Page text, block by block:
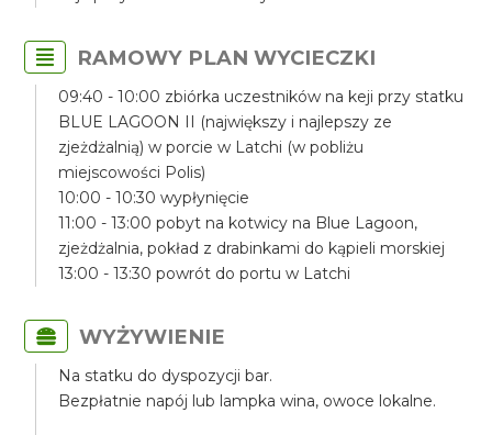
RAMOWY PLAN WYCIECZKI
09:40 - 10:00 zbiórka uczestników na keji przy statku
BLUE LAGOON II (największy i najlepszy ze
zjeżdżalnią) w porcie w Latchi (w pobliżu
miejscowości Polis)
10:00 - 10:30 wypłynięcie
11:00 - 13:00 pobyt na kotwicy na Blue Lagoon,
zjeżdżalnia, pokład z drabinkami do kąpieli morskiej
13:00 - 13:30 powrót do portu w Latchi
WYŻYWIENIE
Na statku do dyspozycji bar.
Bezpłatnie napój lub lampka wina, owoce lokalne.